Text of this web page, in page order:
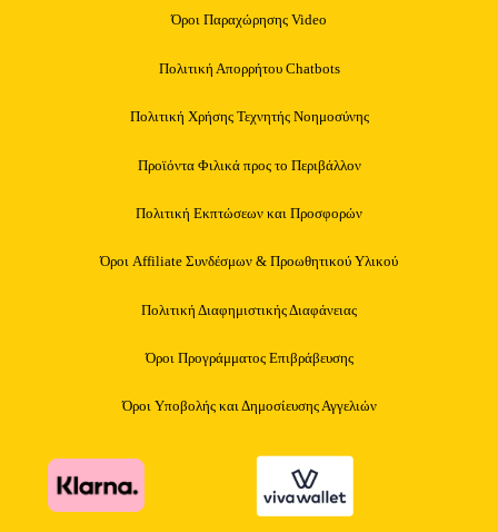
Όροι Παραχώρησης Video
Πολιτική Απορρήτου Chatbots
Πολιτική Χρήσης Τεχνητής Νοημοσύνης
Προϊόντα Φιλικά προς το Περιβάλλον
Πολιτική Εκπτώσεων και Προσφορών
Όροι Affiliate Συνδέσμων & Προωθητικού Υλικού
Πολιτική Διαφημιστικής Διαφάνειας
Όροι Προγράμματος Επιβράβευσης
Όροι Υποβολής και Δημοσίευσης Αγγελιών